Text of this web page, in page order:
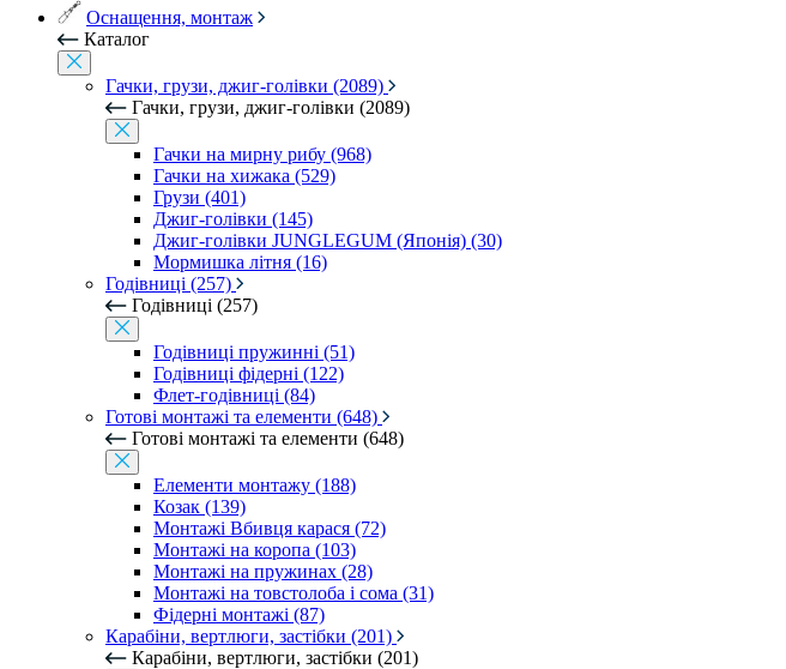
Оснащення, монтаж
Каталог
Гачки, грузи, джиг-голівки (2089)
Гачки, грузи, джиг-голівки (2089)
Гачки на мирну рибу (968)
Гачки на хижака (529)
Грузи (401)
Джиг-голівки (145)
Джиг-голівки JUNGLEGUM (Японія) (30)
Мормишка літня (16)
Годівниці (257)
Годівниці (257)
Годівниці пружинні (51)
Годівниці фідерні (122)
Флет-годівниці (84)
Готові монтажі та елементи (648)
Готові монтажі та елементи (648)
Елементи монтажу (188)
Козак (139)
Монтажі Вбивця карася (72)
Монтажі на коропа (103)
Монтажі на пружинах (28)
Монтажі на товстолоба і сома (31)
Фідерні монтажі (87)
Карабіни, вертлюги, застібки (201)
Карабіни, вертлюги, застібки (201)